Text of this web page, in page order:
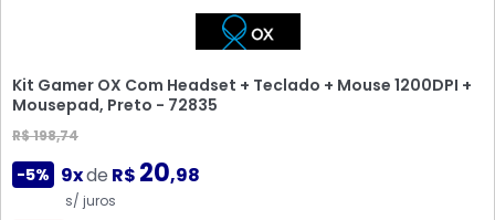
Kit Gamer OX Com Headset + Teclado + Mouse 1200DPI +
Mousepad, Preto - 72835
R$ 198,74
-5% 9xde R$ 20,98
s/ juros